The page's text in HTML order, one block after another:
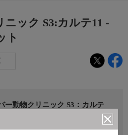
ニック S3:カルテ11 -
ト
ー動物クリニック S3：カルテ